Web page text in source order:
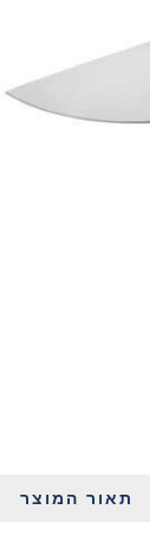
תאור המוצר